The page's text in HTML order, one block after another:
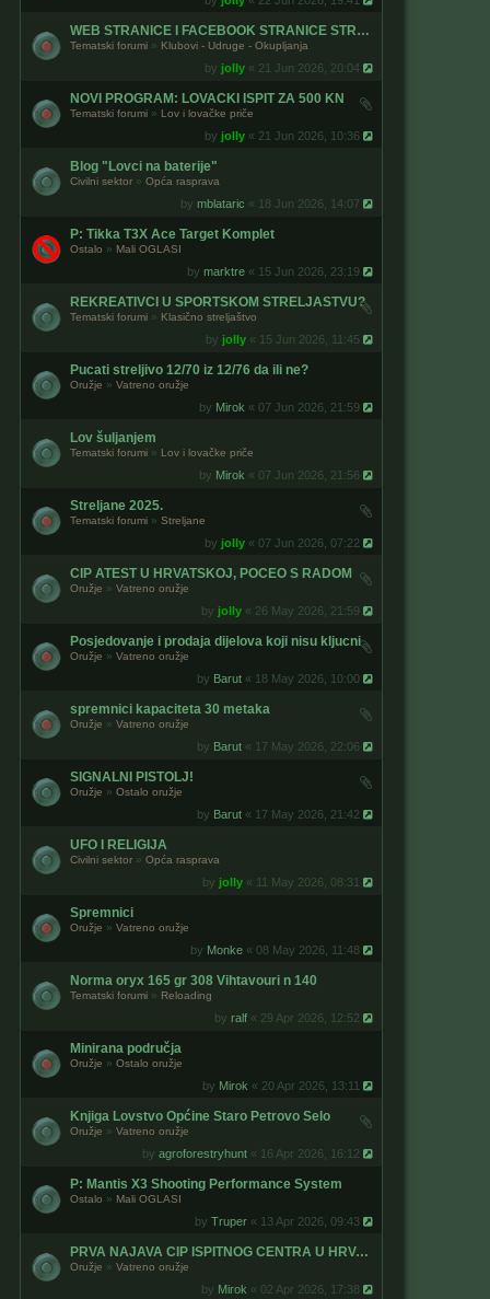
WEB STRANICE I FACEBOOK STRANICE STRELJACKIH KLUBOVA
Tematski forumi » Klubovi - Udruge - Okupljanja
by jolly« 21 Jun 2026, 20:04
NOVI PROGRAM: LOVACKI ISPIT ZA 500 KN
Tematski forumi » Lov i lovačke priče
by jolly« 21 Jun 2026, 10:36
Blog "Lovci na baterije"
Civilni sektor » Opća rasprava
by mblataric « 18 Jun 2026, 14:07
P: Tikka T3X Ace Target Komplet
Ostalo » Mali OGLASI
by marktre« 15 Jun 2026, 23:19
REKREATIVCI U SPORTSKOM STRELJASTVU?
Tematski forumi » Klasično streljaštvo
by jolly« 15 Jun 2026, 11:45
Pucati streljivo 12/70 iz 12/76 da ili ne?
Oružje » Vatreno oružje
by Mirok « 07 Jun 2026, 21:59
Lov šuljanjem
Tematski forumi » Lov i lovačke priče
by Mirok « 07 Jun 2026, 21:56
Streljane 2025.
Tematski forumi » Streljane
by jolly« 07 Jun 2026, 07:22
CIP ATEST U HRVATSKOJ, POCEO S RADOM
Oružje » Vatreno oružje
by jolly« 26 May 2026, 21:59
Posjedovanje i prodaja dijelova koji nisu kljucni
Oružje » Vatreno oružje
by Barut« 18 May 2026, 10:00
spremnici kapaciteta 30 metaka
Oružje » Vatreno oružje
by Barut« 17 May 2026, 22:06
SIGNALNI PISTOLJ!
Oružje » Ostalo oružje
by Barut« 17 May 2026, 21:42
UFO I RELIGIJA
Civilni sektor » Opća rasprava
by jolly« 11 May 2026, 08:31
Spremnici
Oružje » Vatreno oružje
by Monke« 08 May 2026, 11:48
Norma oryx 165 gr 308 Vihtavouri n 140
Tematski forumi » Reloading
by ralf« 29 Apr 2026, 12:52
Minirana područja
Oružje » Ostalo oružje
by Mirok « 20 Apr 2026, 13:11
Knjiga Lovstvo Općine Staro Petrovo Selo
Oružje » Vatreno oružje
by agroforestryhunt« 16 Apr 2026, 16:12
P: Mantis X3 Shooting Performance System
Ostalo » Mali OGLASI
by Truper« 13 Apr 2026, 09:43
PRVA NAJAVA CIP ISPITNOG CENTRA U HRVATSKOJ
Oružje » Vatreno oružje
by Mirok « 02 Apr 2026, 17:38